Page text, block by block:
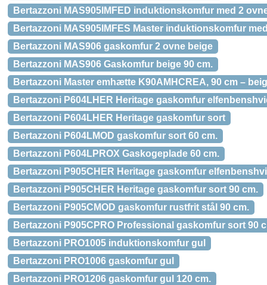
Bertazzoni MAS905IMFED induktionskomfur med 2
Bertazzoni MAS905IMFES Master induktionskomfur
Bertazzoni MAS906 gaskomfur 2 ovne beige
Bertazzoni MAS906 Gaskomfur beige 90 cm.
Bertazzoni Master emhætte K90AMHCREA, 90 cm –
Bertazzoni P604LHER Heritage gaskomfur
Bertazzoni P604LHER Heritage gaskomfur sort
Bertazzoni P604LMOD gaskomfur sort 60 cm.
Bertazzoni P604LPROX Gaskogeplade 60 cm.
Bertazzoni P905CHER Heritage gaskomfur
Bertazzoni P905CHER Heritage gaskomfur sort 90 cm.
Bertazzoni P905CMOD gaskomfur rustfrit stål 90 cm.
Bertazzoni P905CPRO Professional gaskomfur sort 90
Bertazzoni PRO1005 induktionskomfur gul
Bertazzoni PRO1006 gaskomfur gul
Bertazzoni PRO1206 gaskomfur gul 120 cm.